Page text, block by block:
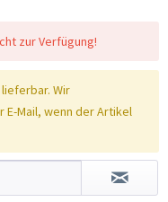
zur Verfügung!
Wir
Mail, wenn der Artikel